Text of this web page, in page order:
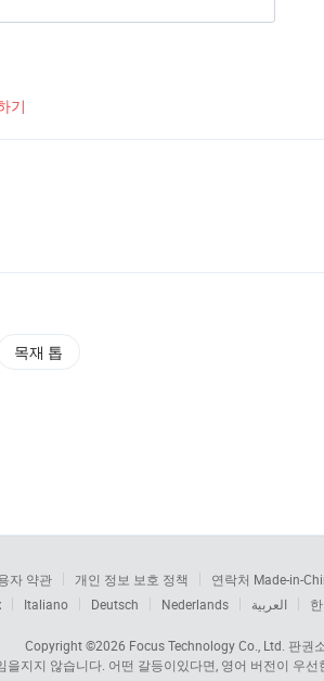
기
목재 톱
자 약관 개인 정보 보호 정책 연락처 Made-in-
Italiano Deutsch Nederlands العربية
Copyright ©2026 Focus Technology Co., Ltd. 판권
지지 않습니다. 어떤 갈등이있다면, 영어 버전이 우